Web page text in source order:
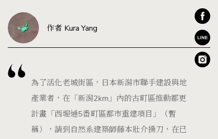
作者 Kura Yang
為了活化老城街區，日本新潟市聯手建設與地
產業者，在「新潟2km」內的古町區推動都更
計畫「西堀通5番町區都市重建項目」（暫
稱），請到自然系建築師藤本壯介操刀，在已